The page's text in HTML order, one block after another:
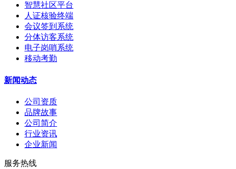
智慧社区平台
人证核验终端
会议签到系统
分体访客系统
电子岗哨系统
移动考勤
新闻动态
公司资质
品牌故事
公司简介
行业资讯
企业新闻
服务热线